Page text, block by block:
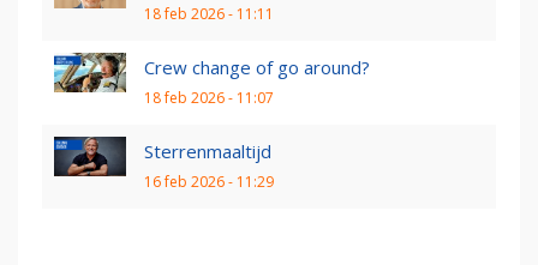
18 feb 2026 - 11:11
Crew change of go around?
18 feb 2026 - 11:07
Sterrenmaaltijd
16 feb 2026 - 11:29